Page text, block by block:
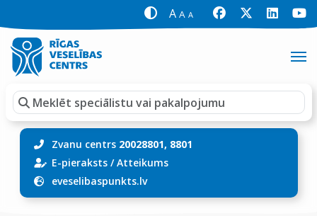
A A A
Zvanu centrs 20028801, 8801
E-pieraksts/Atteikums
eveselibaspunkts.lv